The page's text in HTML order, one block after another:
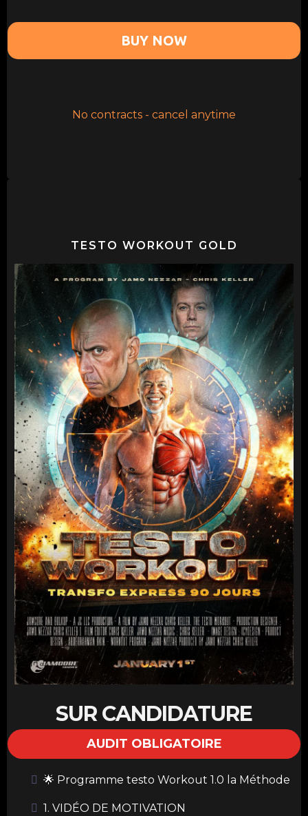
BUY NOW
No contracts - cancel anytime
TESTO WORKOUT GOLD
SUR CANDIDATURE
AUDIT OBLIGATOIRE
🌟 Programme testo Workout 1.0 la Méthode
1. VIDÉO DE MOTIVATION